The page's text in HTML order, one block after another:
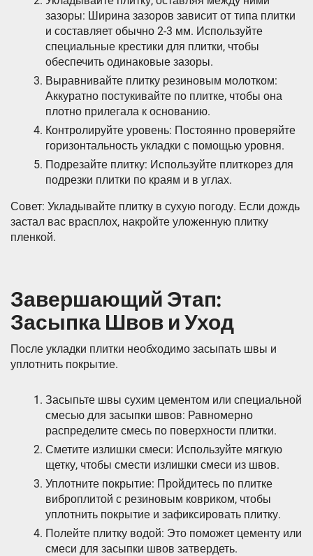
зазоры: Ширина зазоров зависит от типа плитки
и составляет обычно 2-3 мм. Используйте
специальные крестики для плитки, чтобы
обеспечить одинаковые зазоры.
Выравнивайте плитку резиновым молотком:
Аккуратно постукивайте по плитке, чтобы она
плотно прилегала к основанию.
Контролируйте уровень: Постоянно проверяйте
горизонтальность укладки с помощью уровня.
Подрезайте плитку: Используйте плиткорез для
подрезки плитки по краям и в углах.
Совет: Укладывайте плитку в сухую погоду. Если дождь
застал вас врасплох, накройте уложенную плитку
пленкой.
Завершающий Этап:
Засыпка Швов и Уход
После укладки плитки необходимо засыпать швы и
уплотнить покрытие.
Засыпьте швы сухим цементом или специальной
смесью для засыпки швов: Равномерно
распределите смесь по поверхности плитки.
Сметите излишки смеси: Используйте мягкую
щетку, чтобы смести излишки смеси из швов.
Уплотните покрытие: Пройдитесь по плитке
виброплитой с резиновым ковриком, чтобы
уплотнить покрытие и зафиксировать плитку.
Полейте плитку водой: Это поможет цементу или
смеси для засыпки швов затвердеть.